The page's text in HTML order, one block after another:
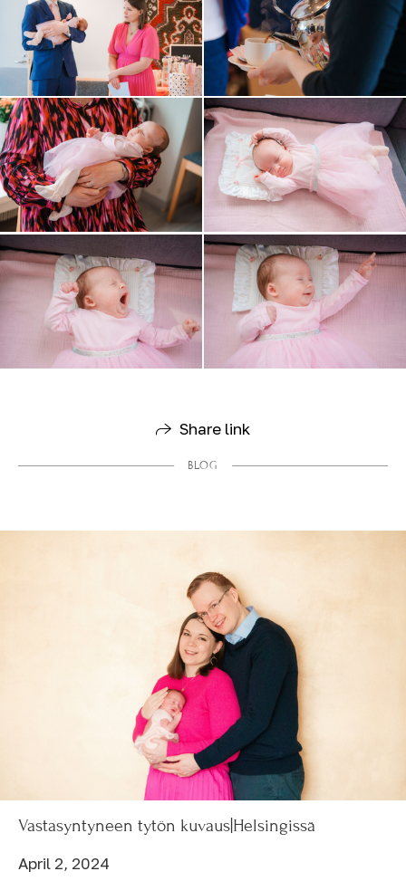
Share link
BLOG
Vastasyntyneen tytön kuvaus|Helsingissä
April 2, 2024